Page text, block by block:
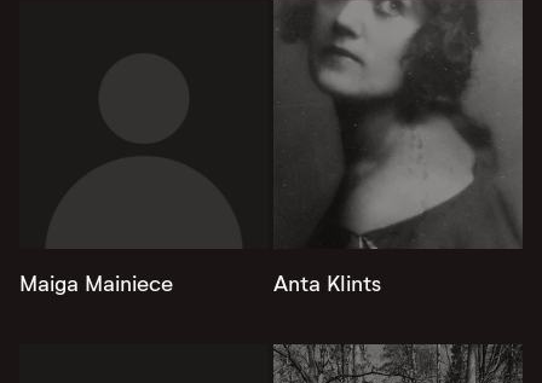
Maiga Mainiece Anta Klints